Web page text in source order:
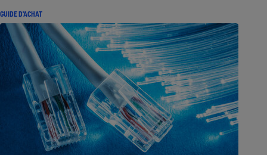
GUIDE D'ACHAT